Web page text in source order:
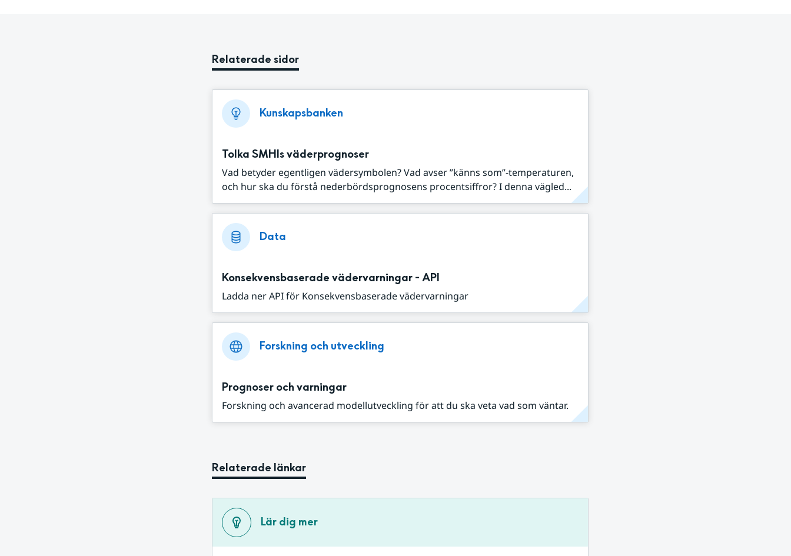
Relaterade sidor
Kunskapsbanken
Tolka SMHIs väderprognoser
Vad betyder egentligen vädersymbolen? Vad avser ”känns som”-temperaturen,
och hur ska du förstå nederbördsprognosens procentsiffror? I denna vägled...
Data
Konsekvensbaserade vädervarningar - API
Ladda ner API för Konsekvensbaserade vädervarningar
Forskning och utveckling
Prognoser och varningar
Forskning och avancerad modellutveckling för att du ska veta vad som väntar.
Relaterade länkar
Lär dig mer